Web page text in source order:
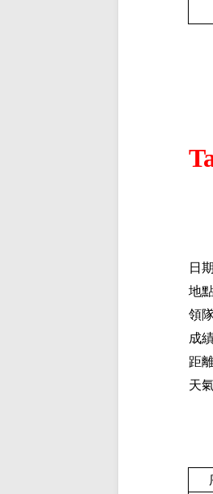
日
地
領
成
距
天